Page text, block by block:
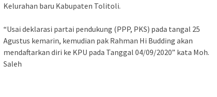
Kelurahan baru Kabupaten Tolitoli.
“Usai deklarasi partai pendukung (PPP, PKS) pada tangal 25
Agustus kemarin, kemudian pak Rahman Hi Budding akan
mendaftarkan diri ke KPU pada Tanggal 04/09/2020” kata Moh.
Saleh